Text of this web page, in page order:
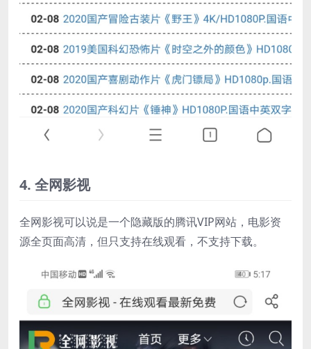
4. 全网影视
全网影视可以说是一个隐藏版的腾讯VIP网站，电影资
源全页面高清，但只支持在线观看，不支持下载。